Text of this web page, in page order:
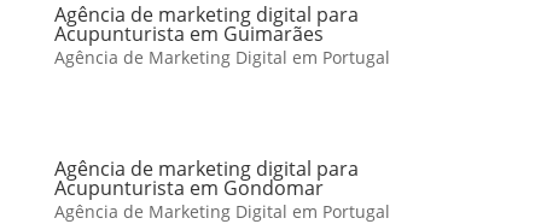
Agência de marketing digital para
Acupunturista em Guimarães
Agência de Marketing Digital em Portugal
Agência de marketing digital para
Acupunturista em Gondomar
Agência de Marketing Digital em Portugal